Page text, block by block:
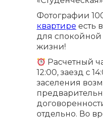
Фотографии
квартире есть
для
жизни!
Расчетный
12:00, заезд с
заселения
отдельно. Во